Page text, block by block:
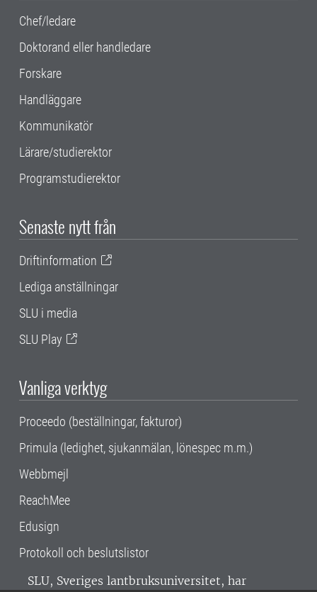
Chef/ledare
Doktorand eller handledare
Forskare
Handläggare
Kommunikatör
Lärare/studierektor
Programstudierektor
Senaste nytt från
Driftinformation
Lediga anställningar
SLU i media
SLU Play
Vanliga verktyg
Proceedo (beställningar, fakturor)
Primula (ledighet, sjukanmälan, lönespec m.m.)
Webbmejl
ReachMee
Edusign
Protokoll och beslutslistor
SLU, Sveriges lantbruksuniversitet, har